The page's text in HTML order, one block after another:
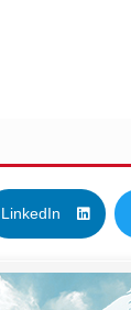
LinkedIn